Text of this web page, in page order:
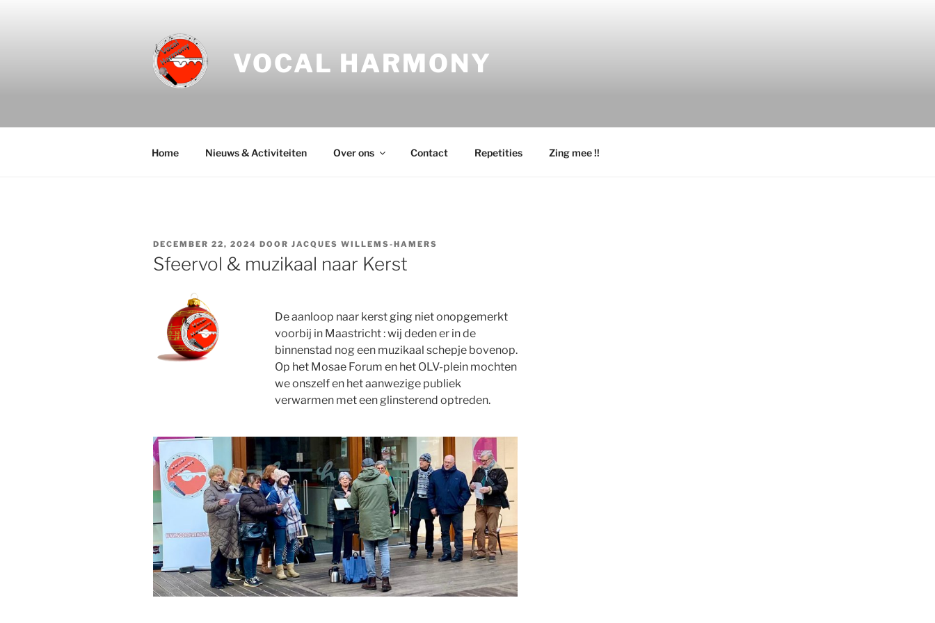
VOCAL HARMONY
Home Nieuws & Activiteiten Over ons Contact Repetities Zing mee !!
GEPLAATST
OP
DECEMBER 22, 2024 DOOR JACQUES WILLEMS-HAMERS
Sfeervol & muzikaal naar Kerst
De aanloop naar kerst ging niet onopgemerkt
voorbij in Maastricht : wij deden er in de
binnenstad nog een muzikaal schepje bovenop.
Op het Mosae Forum en het OLV-plein mochten
we onszelf en het aanwezige publiek
verwarmen met eenglinsterend optreden.